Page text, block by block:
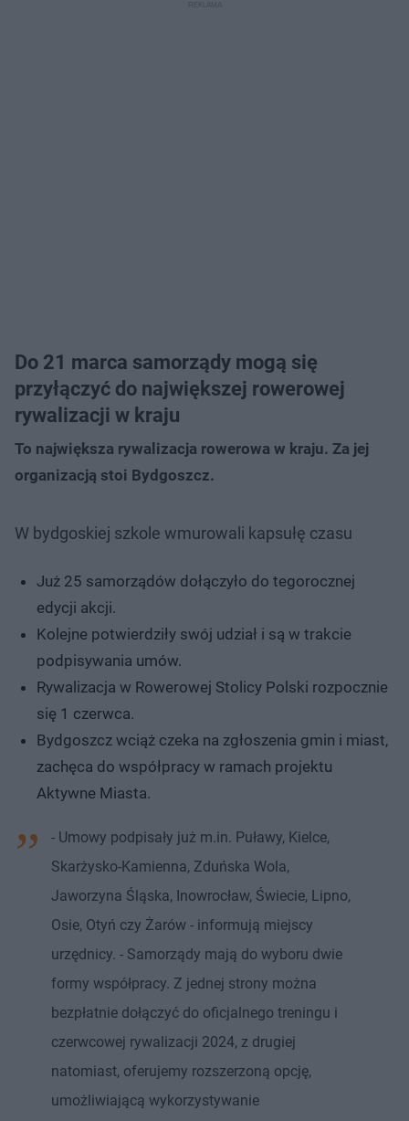
Do 21 marca samorządy mogą się
przyłączyć do największej rowerowej
rywalizacji w kraju
To największa rywalizacja rowerowa w kraju. Za jej
organizacją stoi Bydgoszcz.
W bydgoskiej szkole wmurowali kapsułę czasu
Już 25 samorządów dołączyło do tegorocznej
edycji akcji.
Kolejne potwierdziły swój udział i są w trakcie
podpisywania umów.
Rywalizacja w Rowerowej Stolicy Polski rozpocznie
się 1 czerwca.
Bydgoszcz wciąż czeka na zgłoszenia gmin i miast,
zachęca do współpracy w ramach projektu
Aktywne Miasta.
- Umowy podpisały już m.in. Puławy, Kielce,
Skarżysko-Kamienna, Zduńska Wola,
Jaworzyna Śląska, Inowrocław, Świecie, Lipno,
Osie, Otyń czy Żarów - informują miejscy
urzędnicy. - Samorządy mają do wyboru dwie
formy współpracy. Z jednej strony można
bezpłatnie dołączyć do oficjalnego treningu i
czerwcowej rywalizacji 2024, z drugiej
natomiast, oferujemy rozszerzoną opcję,
umożliwiającą wykorzystywanie